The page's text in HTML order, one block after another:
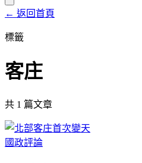
← 返回首頁
標籤
客庄
共 1 篇文章
國政評論